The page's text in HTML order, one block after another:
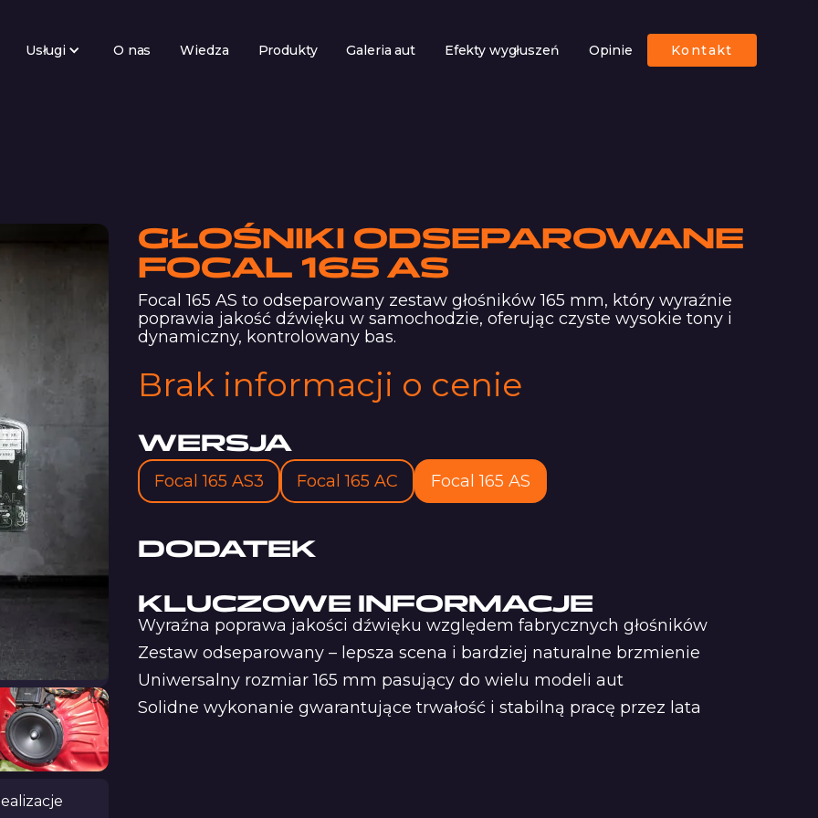
Usługi O nas Wiedza Produkty Galeria aut Efekty wygłuszeń Opinie Kontakt
GŁOŚNIKI ODSEPAROWANE
FOCAL 165 AS
Focal 165 AS to odseparowany zestaw głośników 165 mm, który wyraźnie
poprawia jakość dźwięku w samochodzie, oferując czyste wysokie tony i
dynamiczny, kontrolowany bas.
Brak informacji o cenie
WERSJA
Focal 165 AS3 Focal 165 AC Focal 165 AS
DODATEK
KLUCZOWE INFORMACJE
Wyraźna poprawa jakości dźwięku względem fabrycznych głośników
Zestaw odseparowany – lepsza scena i bardziej naturalne brzmienie
Uniwersalny rozmiar 165 mm pasujący do wielu modeli aut
Solidne wykonanie gwarantujące trwałość i stabilną pracę przez lata